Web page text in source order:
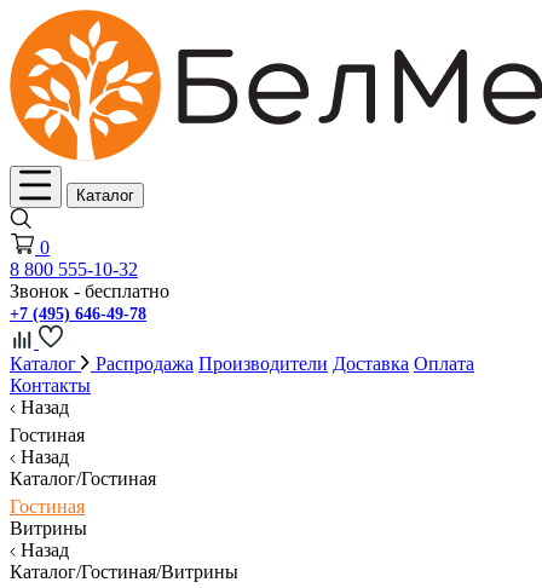
Каталог
0
8 800 555-10-32
Звонок - бесплатно
+7 (495) 646-49-78
Каталог Распродажа Производители Доставка Оплата
Контакты
Назад
Гостиная
Назад
Каталог/Гостиная
Гостиная
Витрины
Назад
Каталог/Гостиная/Витрины